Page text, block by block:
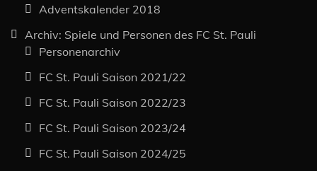
Adventskalender 2018
Archiv: Spiele und Personen des FC St. Pauli
Personenarchiv
FC St. Pauli Saison 2021/22
FC St. Pauli Saison 2022/23
FC St. Pauli Saison 2023/24
FC St. Pauli Saison 2024/25